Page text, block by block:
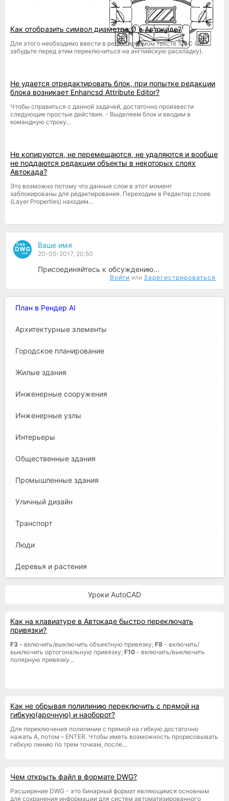
Как отобразить символ диаметра Ø в Автокаде?
Для этого необходимо ввести в редактируемом тексте %%С ( не
забудьте перед этим переключиться на английскую раскладку).
Не удается отредактировать блок, при попытке редакции
блока возникает Enhancsd Attribute Editor?
Чтобы справиться с данной задачей, достаточно произвести
следующие простые действия. - Выделяем блок и вводим в
командную строку...
Не копируются, не перемещаются, не удаляются и вообще
не поддаются редакции объекты в некоторых слоях
Автокада?
Это возможно потому что данные слои в этот момент
заблокированы для редактирования. Переходим в Редактор слоев
(Layer Properties) находим...
Ваше имя
20-05-2017, 20:50
Присоединяйтесь к обсуждению...
Войти или Зарегистрироваться
План в Рендер AI
Архитектурные элементы
Городское планирование
Жилые здания
Инженерные сооружения
Инженерные узлы
Интерьеры
Общественные здания
Промышленные здания
Уличный дизайн
Транспорт
Люди
Деревья и растения
Уроки AutoCAD
Как на клавиатуре в Автокаде быстро переключать
привязки?
F3 – включить/выключить объектную привязку; F8 - включить/
выключить ортогональную привязку; F10 - включить/выключить
полярную привязку...
Как не обрывая полилинию переключить с прямой на
гибкую(арочную) и наоборот?
Для переключения полилинии с прямой на гибкую достаточно
нажать A, потом – ENTER. Чтобы иметь возможность прорисовывать
гибкую линию по трем точкам, после...
Чем открыть файл в формате DWG?
Расширение DWG - это бинарный формат являющимся основным
для сохранения информации для систем автоматизированного